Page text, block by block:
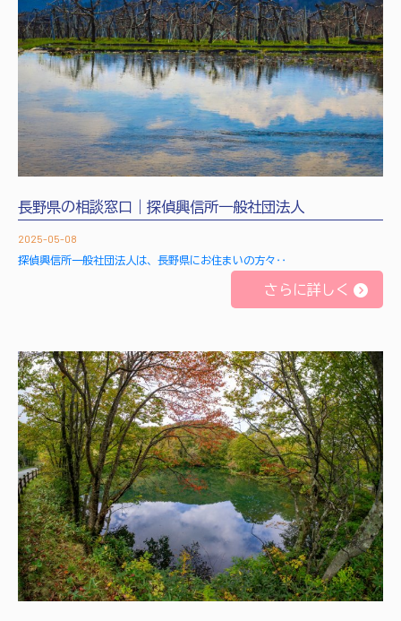
長野県の相談窓口｜探偵興信所一般社団法人
2025-05-08
探偵興信所一般社団法人は、長野県にお住まいの方々‥
さらに詳しく